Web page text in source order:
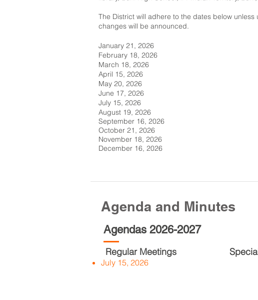
The District will adhere to the dates below
changes will be announced.
January 21, 2026
February 18, 2026
March 18, 2026
April 15, 2026
May 20, 2026
June 17, 2026
July 15, 2026
August 19, 2026
September 16, 2026
October 21, 2026
November 18, 2026
December 16, 2026
Agenda and Minutes
Agendas 2026-2027
Regular Meetings
July 15, 2026